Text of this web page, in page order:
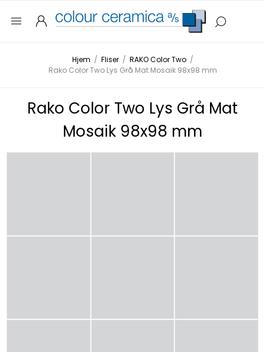
Hjem / Fliser / RAKO Color Two /
Rako Color Two Lys Grå Mat Mosaik 98x98 mm
Rako Color Two Lys Grå Mat
Mosaik 98x98 mm